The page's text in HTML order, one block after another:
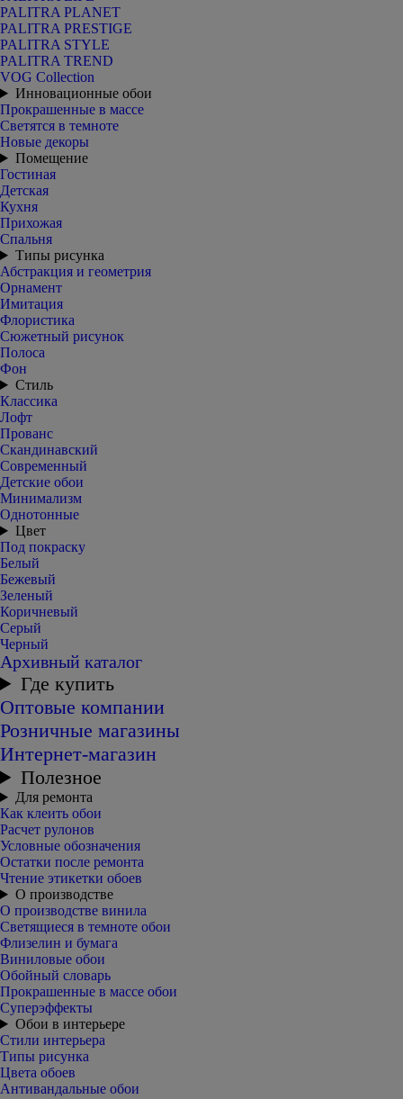
PALITRA PLANET
PALITRA PRESTIGE
PALITRA STYLE
PALITRA TREND
VOG Collection
Инновационные обои
Прокрашенные в массе
Светятся в темноте
Новые декоры
Помещение
Гостиная
Детская
Кухня
Прихожая
Спальня
Типы рисунка
Абстракция и геометрия
Орнамент
Имитация
Флористика
Сюжетный рисунок
Полоса
Фон
Стиль
Классика
Лофт
Прованс
Скандинавский
Современный
Детские обои
Минимализм
Однотонные
Цвет
Под покраску
Белый
Бежевый
Зеленый
Коричневый
Серый
Черный
Архивный каталог
Где купить
Оптовые компании
Розничные магазины
Интернет-магазин
Полезное
Для ремонта
Как клеить обои
Расчет рулонов
Условные обозначения
Остатки после ремонта
Чтение этикетки обоев
О производстве
О производстве винила
Светящиеся в темноте обои
Флизелин и бумага
Виниловые обои
Обойный словарь
Прокрашенные в массе обои
Суперэффекты
Обои в интерьере
Стили интерьера
Типы рисунка
Цвета обоев
Антивандальные обои